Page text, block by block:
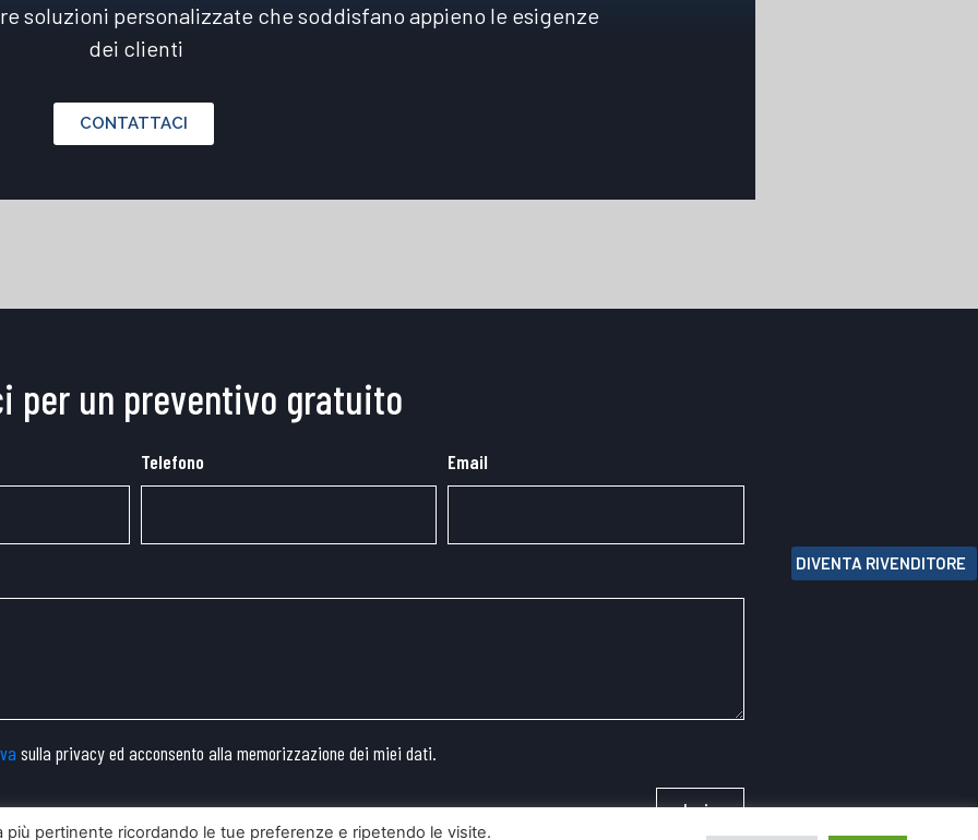
DIVENTA RIVENDITORE
soluzioni personalizzate che soddisfano appieno le esigenze
dei clienti
CONTATTACI
per un preventivo gratuito
Telefono Email
sulla privacy ed acconsento alla memorizzazione dei miei dati.
Invia
pertinente ricordando le tue preferenze e ripetendo le visite.